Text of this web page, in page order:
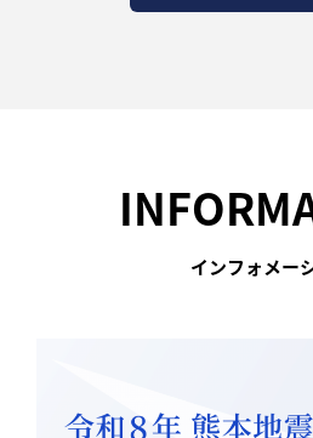
インフォメー